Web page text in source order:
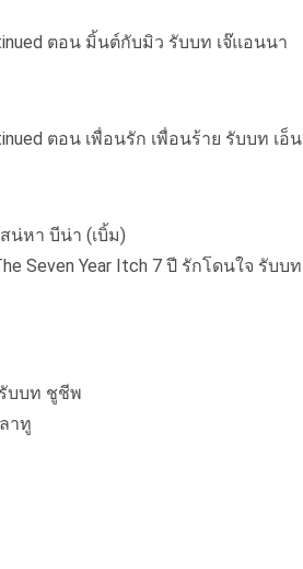
ตอน มิ้นต์กับมิว รับบท เจ๊แอนนา
ตอน เพื่อนรัก เพื่อนร้าย รับบท เอ็
น่หา บีน่า (เบิ้ม)
Seven Year Itch 7 ปี รักโดนใจ รับ
บบท ชูชีพ
าทู